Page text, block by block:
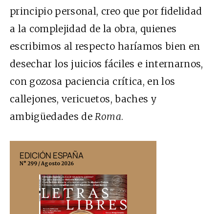
principio personal, creo que por fidelidad
a la complejidad de la obra, quienes
escribimos al respecto haríamos bien en
desechar los juicios fáciles e internarnos,
con gozosa paciencia crítica, en los
callejones, vericuetos, baches y
ambigüedades de Roma.
EDICIÓN ESPAÑA
N° 299 / Agosto 2026